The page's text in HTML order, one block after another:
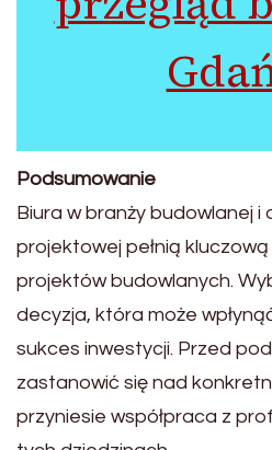
Podsumowanie
Biura w branży budowlanej i
projektowej pełnią
projektów budowlanych.
decyzja, która może
sukces inwestycji. Przed
zastanowić się nad
przyniesie współpraca z